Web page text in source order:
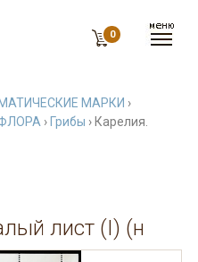
0
МАРКИ ›
› Грибы › Карелия.
лист (I) (н